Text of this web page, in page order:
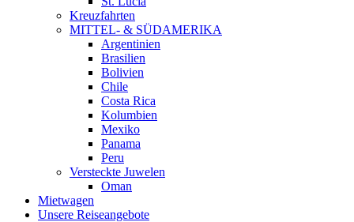
Kreuzfahrten
MITTEL- & SÜDAMERIKA
Argentinien
Brasilien
Bolivien
Chile
Costa Rica
Kolumbien
Mexiko
Panama
Peru
Versteckte Juwelen
Oman
Mietwagen
Unsere Reiseangebote